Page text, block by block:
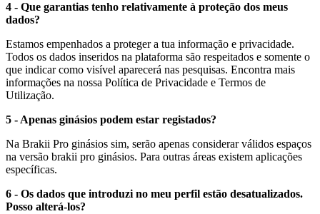
4 - Que garantias tenho relativamente à proteção dos meus
dados?
Estamos empenhados a proteger a tua informação e privacidade.
Todos os dados inseridos na plataforma são respeitados e somente o
que indicar como visível aparecerá nas pesquisas. Encontra mais
informações na nossa Política de Privacidade e Termos de
Utilização.
5 - Apenas ginásios podem estar registados?
Na Brakii Pro ginásios sim, serão apenas considerar válidos espaços
na versão brakii pro ginásios. Para outras áreas existem aplicações
específicas.
6 - Os dados que introduzi no meu perfil estão desatualizados.
Posso alterá-los?